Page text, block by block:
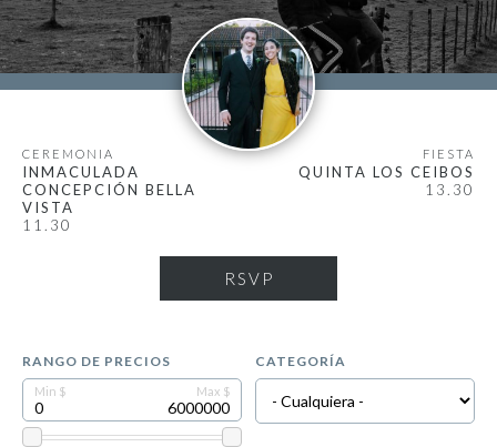
CEREMONIA
INMACULADA
CONCEPCIÓN BELLA
VISTA
11.30
FIESTA
QUINTA LOS CEIBOS
13.30
RSVP
RANGO DE PRECIOS CATEGORÍA